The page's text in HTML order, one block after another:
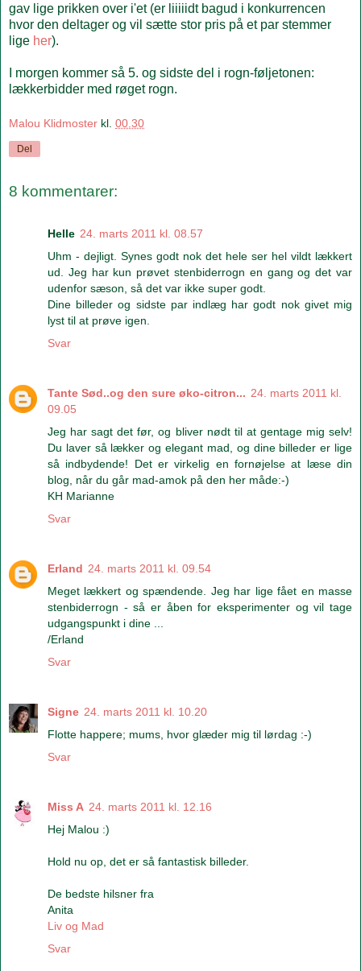
gav lige prikken over i'et (er liiiiidt bagud i konkurrencen
hvor den deltager og vil sætte stor pris på et par stemmer
lige her).
I morgen kommer så 5. og sidste del i rogn-føljetonen:
lækkerbidder med røget rogn.
Malou Klidmoster kl. 00.30
Del
8 kommentarer:
Helle 24. marts 2011 kl. 08.57
Uhm - dejligt. Synes godt nok det hele ser hel vildt lækkert
ud. Jeg har kun prøvet stenbiderrogn en gang og det var
udenfor sæson, så det var ikke super godt.
Dine billeder og sidste par indlæg har godt nok givet mig
lyst til at prøve igen.
Svar
Tante Sød..og den sure øko-citron... 24. marts 2011 kl.
09.05
Jeg har sagt det før, og bliver nødt til at gentage mig selv!
Du laver så lækker og elegant mad, og dine billeder er lige
så indbydende! Det er virkelig en fornøjelse at læse din
blog, når du går mad-amok på den her måde:-)
KH Marianne
Svar
Erland 24. marts 2011 kl. 09.54
Meget lækkert og spændende. Jeg har lige fået en masse
stenbiderrogn - så er åben for eksperimenter og vil tage
udgangspunkt i dine ...
/Erland
Svar
Signe 24. marts 2011 kl. 10.20
Flotte happere; mums, hvor glæder mig til lørdag :-)
Svar
Miss A 24. marts 2011 kl. 12.16
Hej Malou :)
Hold nu op, det er så fantastisk billeder.
De bedste hilsner fra
Anita
Liv og Mad
Svar